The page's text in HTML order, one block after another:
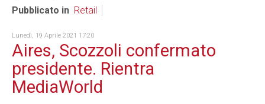
Pubblicato in Retail
Lunedì, 19 Aprile 2021 17:20
Aires, Scozzoli confermato
presidente. Rientra
MediaWorld